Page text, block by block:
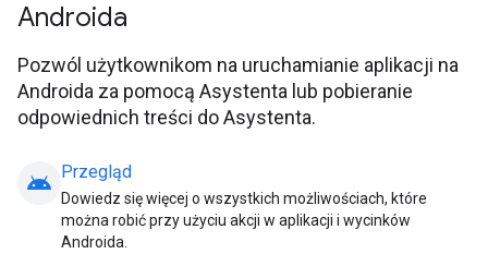
Androida
Pozwól użytkownikom na uruchamianie aplikacji na
Androida za pomocą Asystenta lub pobieranie
odpowiednich treści do Asystenta.
android Przegląd
Dowiedz się więcej o wszystkich możliwościach, które
można robić przy użyciu akcji w aplikacji i wycinków
Androida.